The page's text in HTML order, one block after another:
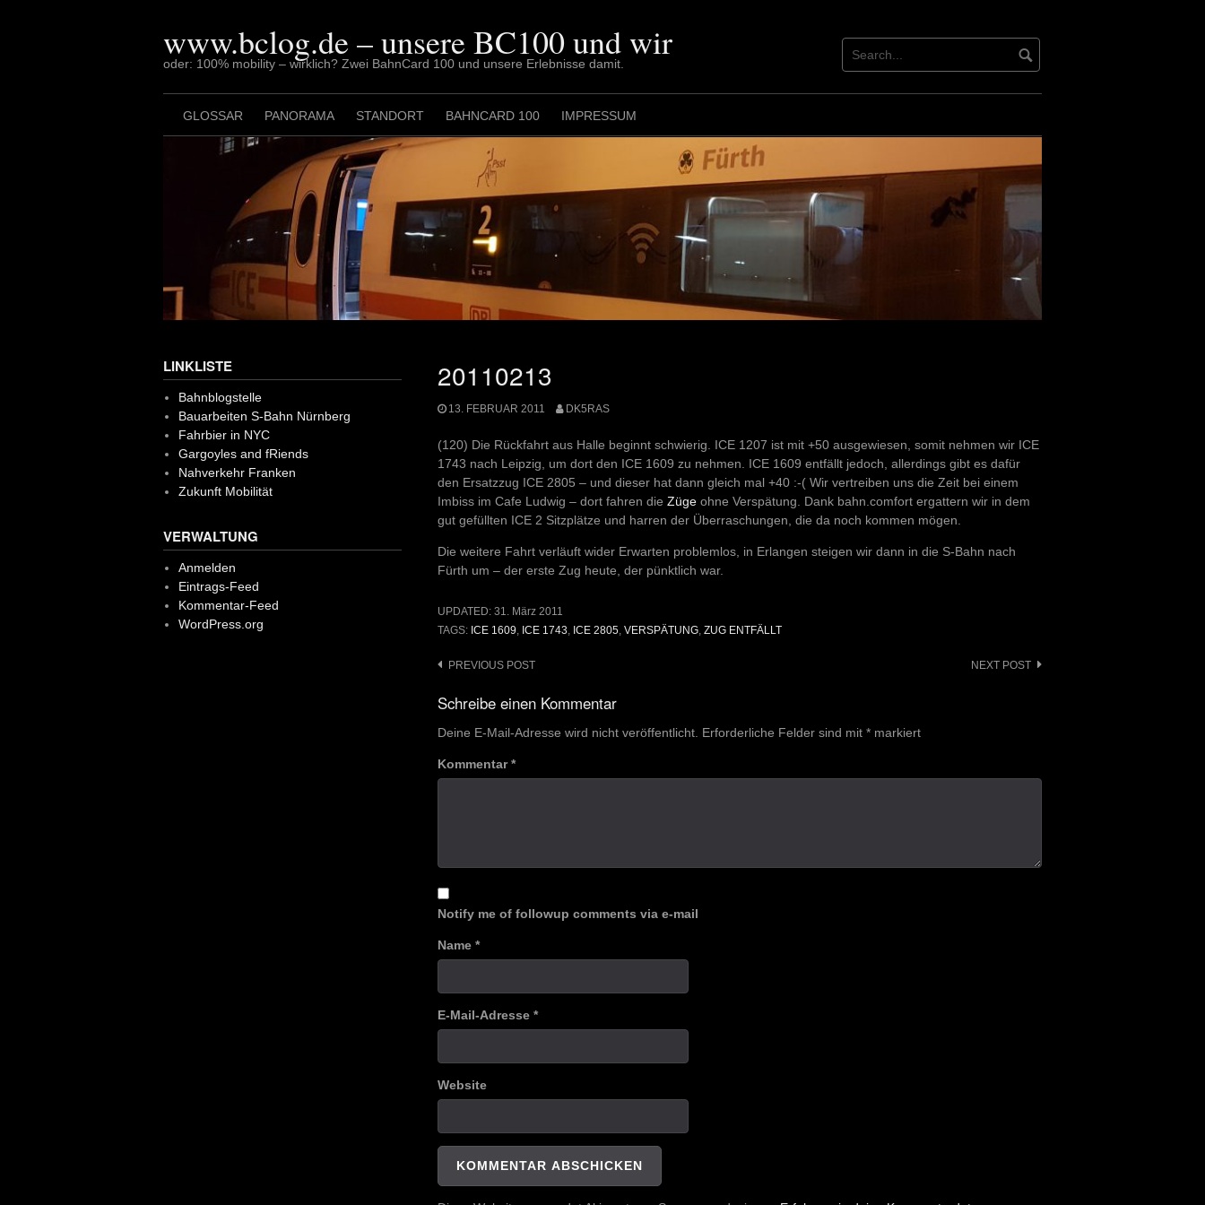
www.bclog.de – unsere BC100 und wir
oder: 100% mobility – wirklich? Zwei BahnCard 100 und unsere Erlebnisse damit.
GLOSSAR PANORAMA STANDORT BAHNCARD 100 IMPRESSUM
20110213
13. FEBRUAR 2011 DK5RAS
(120) Die Rückfahrt aus Halle beginnt schwierig. ICE 1207 ist mit +50 ausgewiesen, somit nehmen wir ICE
1743 nach Leipzig, um dort den ICE 1609 zu nehmen. ICE 1609 entfällt jedoch, allerdings gibt es dafür
den Ersatzzug ICE 2805 – und dieser hat dann gleich mal +40 :-( Wir vertreiben uns die Zeit bei einem
Imbiss im Cafe Ludwig – dort fahren die Züge ohne Verspätung. Dank bahn.comfort ergattern wir in dem
gut gefüllten ICE 2 Sitzplätze und harren der Überraschungen, die da noch kommen mögen.
Die weitere Fahrt verläuft wider Erwarten problemlos, in Erlangen steigen wir dann in die S-Bahn nach
Fürth um – der erste Zug heute, der pünktlich war.
UPDATED: 31. März 2011
TAGS: ICE 1609 ICE 1743 ICE 2805 VERSPÄTUNG ZUG ENTFÄLLT
Post
navigation
PREVIOUS POST NEXT POST
Schreibe einen Kommentar
Deine E-Mail-Adresse wird nicht veröffentlicht. Erforderliche Felder sind mit * markiert
Kommentar*
Notify me of followup comments via e-mail
Name *
E-Mail-Adresse *
Website
LINKLISTE
Bahnblogstelle
Bauarbeiten S-Bahn Nürnberg
Fahrbier in NYC
Gargoyles and fRiends
Nahverkehr Franken
Zukunft Mobilität
VERWALTUNG
Anmelden
Eintrags-Feed
Kommentar-Feed
WordPress.org